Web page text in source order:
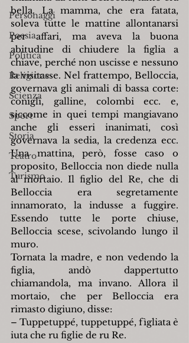
Personaggi
Poesia
Politica
Religione
Scienza
Sport
Storia
Teatro
Turismo
bella. La mamma, che era fatata,
soleva tutte le mattine allontanarsi
per affari, ma aveva la buona
abitudine di chiudere la figlia a
chiave, perché non uscisse e nessuno
la visitasse. Nel frattempo, Belloccia,
governava gli animali di bassa corte:
conigli, galline, colombi ecc. e,
siccome in quei tempi mangiavano
anche gli esseri inanimati, così
governava la sedia, la credenza ecc.
Una mattina, però, fosse caso o
proposito, Belloccia non diede nulla
al mortaio. Il figlio del Re, che di
Belloccia era segretamente
innamorato, la indusse a fuggire.
Essendo tutte le porte chiuse,
Belloccia scese, scivolando lungo il
muro.
Tornata la madre, e non vedendo la
figlia, andò dappertutto
chiamandola, ma invano. Allora il
mortaio, che per Belloccia era
rimasto digiuno, disse:
– Tuppetuppé, tuppetuppé, fìgliata è
iuta che ru figlie de ru Re.